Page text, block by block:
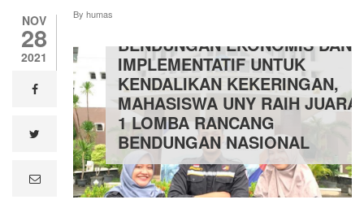
NOV
28
2021
facebook
e
By humas
BENDUNGAN EKONOMIS DAN
IMPLEMENTATIF UNTUK
KENDALIKAN KEKERINGAN,
MAHASISWA UNY RAIH JUARA
1 LOMBA RANCANG
BENDUNGAN NASIONAL